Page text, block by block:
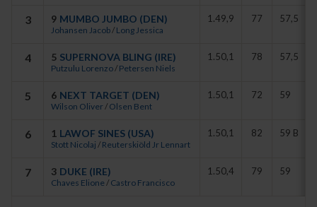
- Det känns alltid lika kul att få vinna ett lopp på Derbydagen.
under vintern, inte minst mentalt, sade Roy Arne Kvisla.
3 9 MUMBO JUMBO (DEN)
Johansen Jacob/ Long Jessica
1.49,9 77 57,5
4 5 SUPERNOVA BLING (IRE)
Putzulu Lorenzo/ Petersen Niels
1.50,1 78 57,5
5 6 NEXT TARGET (DEN)
Wilson Oliver/ Olsen Bent
1.50,1 72 59
6 1 LAWOF SINES (USA)
Stott Nicolaj / Reuterskiöld Jr Lennart
1.50,1 82 59 B
7 3 DUKE (IRE)
Chaves Elione/ Castro Francisco
1.50,4 79 59